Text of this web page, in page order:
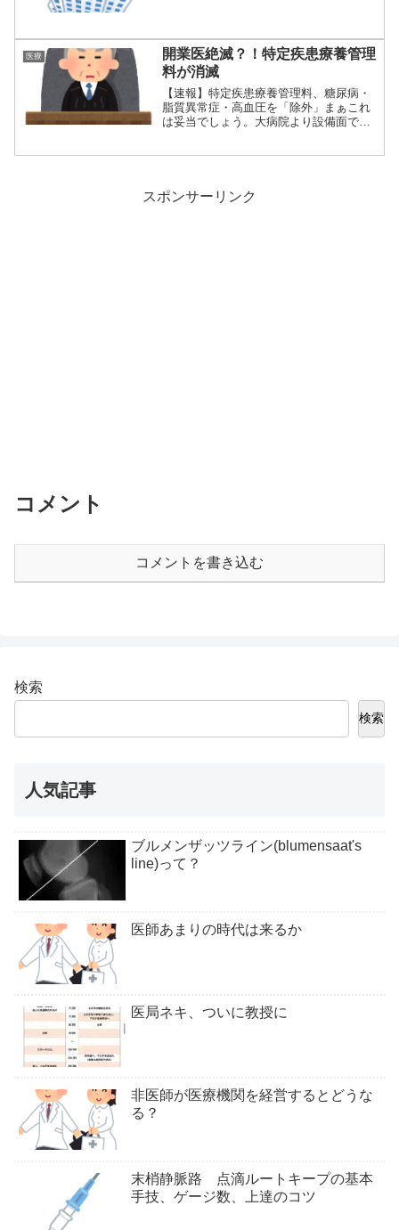
医療
開業医絶滅？！特定疾患療養管理
料が消滅
【速報】特定疾患療養管理料、糖尿病・
脂質異常症・高血圧を「除外」まぁこれ
は妥当でしょう。大病院より設備面で圧
スポンサーリンク
コメント
コメントを書き込む
検索
検索
人気記事
ブルメンザッツライン(blumensaat's
line)って？
医師あまりの時代は来るか
医局ネキ、ついに教授に
非医師が医療機関を経営するとどうな
る？
末梢静脈路 点滴ルートキープの基本
手技、ゲージ数、上達のコツ